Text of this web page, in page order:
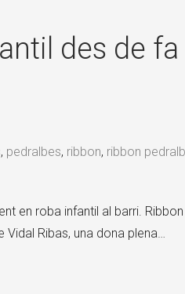
des de
, pedralbes, ribbon, ribbon
en roba infantil al barri.
Ribas, una dona plena…